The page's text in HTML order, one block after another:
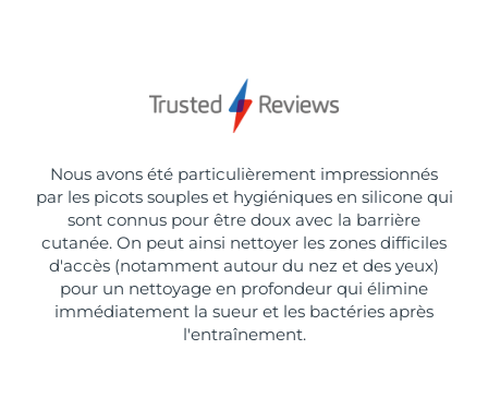
Nous avons été particulièrement impressionnés
par les picots souples et hygiéniques en silicone qui
sont connus pour être doux avec la barrière
cutanée. On peut ainsi nettoyer les zones difficiles
d'accès (notamment autour du nez et des yeux)
pour un nettoyage en profondeur qui élimine
immédiatement la sueur et les bactéries après
l'entraînement.